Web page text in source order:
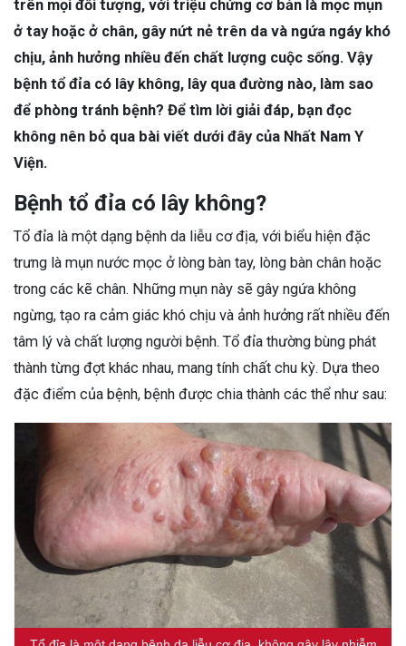
trên mọi đối tượng, với triệu chứng cơ bản là mọc mụn
ở tay hoặc ở chân, gây nứt nẻ trên da và ngứa ngáy khó
chịu, ảnh hưởng nhiều đến chất lượng cuộc sống. Vậy
bệnh tổ đỉa có lây không, lây qua đường nào, làm sao
để phòng tránh bệnh? Để tìm lời giải đáp, bạn đọc
không nên bỏ qua bài viết dưới đây của Nhất Nam Y
Viện.
Bệnh tổ đỉa có lây không?
Tổ đỉa là một dạng bệnh da liễu cơ địa, với biểu hiện đặc
trưng là mụn nước mọc ở lòng bàn tay, lòng bàn chân hoặc
trong các kẽ chân. Những mụn này sẽ gây ngứa không
ngừng, tạo ra cảm giác khó chịu và ảnh hưởng rất nhiều đến
tâm lý và chất lượng người bệnh. Tổ đỉa thường bùng phát
thành từng đợt khác nhau, mang tính chất chu kỳ. Dựa theo
đặc điểm của bệnh, bệnh được chia thành các thể như sau: